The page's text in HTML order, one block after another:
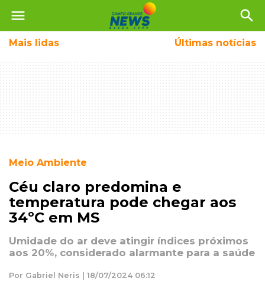
menu search
Mais lidas Últimas notícias
Meio Ambiente
Céu claro predomina e
temperatura pode chegar aos
34ºC em MS
Umidade do ar deve atingir índices próximos
aos 20%, considerado alarmante para a saúde
Por Gabriel Neris | 18/07/2024 06:12